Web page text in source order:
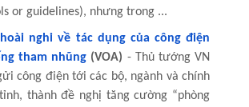
or guidelines), nhưng trong ...
nghi về tác dụng của công điện
tham nhũng (VOA) - Thủ tướng VN
công điện tới các bộ, ngành và chính
thành đề nghị tăng cường “phòng